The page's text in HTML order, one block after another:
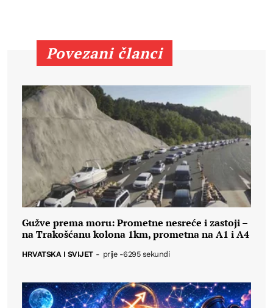
Povezani članci
Gužve prema moru: Prometne nesreće i zastoji –
na Trakošćanu kolona 1km, prometna na A1 i A4
HRVATSKA I SVIJET - prije -6295 sekundi